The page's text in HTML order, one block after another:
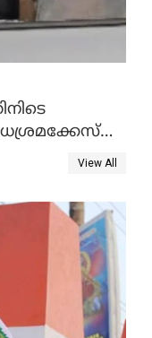
View All